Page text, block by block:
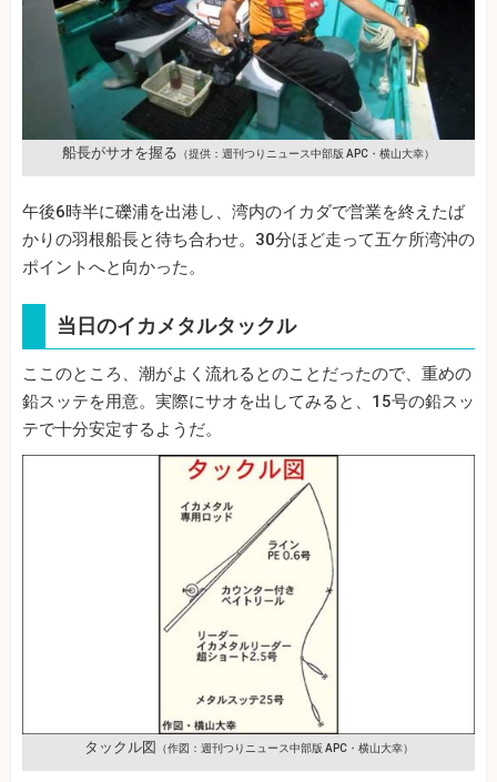
船長がサオを握る （提供：週刊つりニュース中部版 APC・横山大幸）
午後6時半に礫浦を出港し、湾内のイカダで営業を終えたば
かりの羽根船長と待ち合わせ。30分ほど走って五ケ所湾沖の
ポイントへと向かった。
当日のイカメタルタックル
ここのところ、潮がよく流れるとのことだったので、重めの
鉛スッテを用意。実際にサオを出してみると、15号の鉛スッ
テで十分安定するようだ。
タックル図 （作図：週刊つりニュース中部版 APC・横山大幸）